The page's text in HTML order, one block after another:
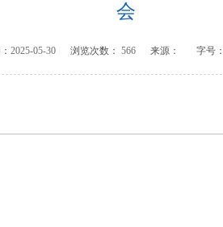
会
2025-05-30 浏览次数： 566 来源： 字号